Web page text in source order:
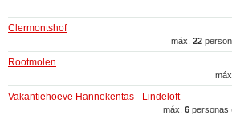
Clermontshof
máx. 22
Rootmolen
máx.
Vakantiehoeve Hannekentas - Lindeloft
máx. 6 personas